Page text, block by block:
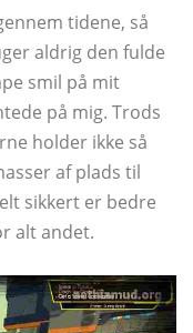
tidene, så
aldrig den fulde
smil på mit
på mig. Trods
holder ikke så
af plads til
sikkert er bedre
alt andet.